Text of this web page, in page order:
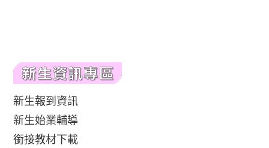
新生報到資訊
新生始業輔導
銜接教材下載